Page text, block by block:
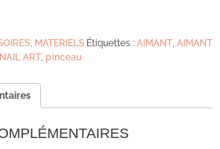
MATERIELS Étiquettes : AIMANT, AIMANT
ART, pinceau